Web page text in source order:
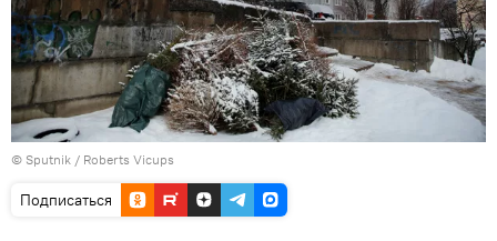
© Sputnik / Roberts Vicups
Подписаться